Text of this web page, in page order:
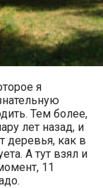
я
Тем более,
лет назад, и
деревья, как в
А тут взял и
11